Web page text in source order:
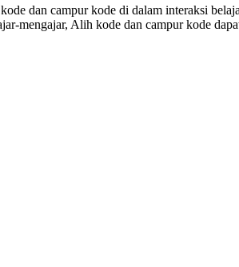
dan campur kode di dalam interaksi
mengajar, Alih kode dan campur kode